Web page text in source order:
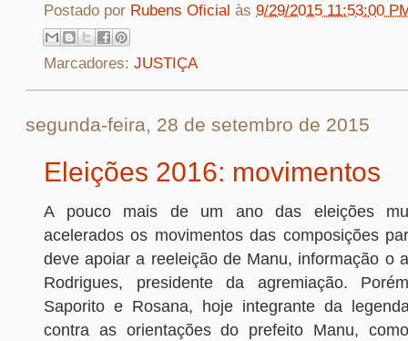
Postado por Rubens Oficial às 9/29/2015 11:53:00
Marcadores: JUSTIÇA
segunda-feira, 28 de setembro de 2015
Eleições 2016: movimentos
A pouco mais de um ano das eleições
acelerados os movimentos das composições
deve apoiar a reeleição de Manu, informação o
Rodrigues, presidente da agremiação.
Saporito e Rosana, hoje integrante da
contra as orientações do prefeito Manu,